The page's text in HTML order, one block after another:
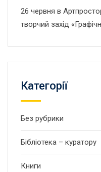
26 червня в
творчий захід
Категорії
Без рубрики
Бібліотека – куратору
Книги